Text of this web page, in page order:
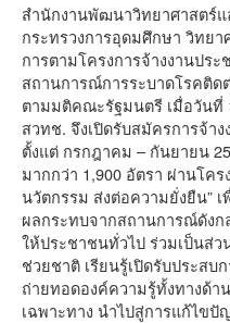
สำนักงานพัฒนาวิทยาศาสตร์
กระทรวงการอุดมศึกษา วิทย
การตามโครงการจ้างงานปร
สถานการณ์การระบาดโรคติด
ตามมติคณะรัฐมนตรี เมื่อวันที่
สวทช. จึงเปิดรับสมัครการจ้า
ตั้งแต่ กรกฎาคม – กันยายน
มากกว่า 1,900 อัตรา ผ่านโค
นวัตกรรม ส่งต่อความยั่งยืน” เ
ผลกระทบจากสถานการณ์ดังก
ให้ประชาชนทั่วไป ร่วมเป็นส่
ช่วยชาติ เรียนรู้เปิดรับประส
ถ่ายทอดองค์ความรู้ทั้งทางด้
เฉพาะทาง นำไปสู่การแก้ไข